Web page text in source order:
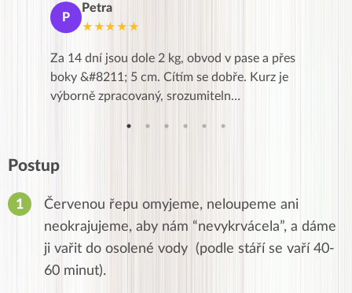
P
Petra
★★★★★
Za 14 dní jsou dole 2 kg, obvod v pase a přes
boky &#8211; 5 cm. Cítím se dobře. Kurz je
výborně zpracovaný, srozumiteln…
Postup
Červenou řepu omyjeme, neloupeme ani
neokrajujeme, aby nám “nevykrvácela”, a dáme
ji vařit do osolené vody (podle stáří se vaří 40-
60 minut).